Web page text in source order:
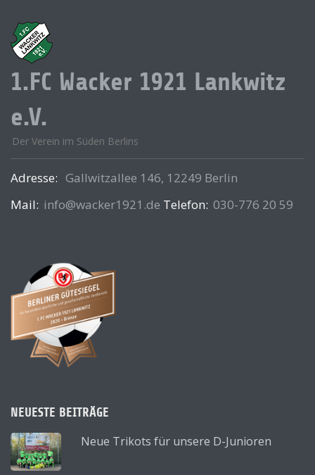
1.FC Wacker 1921 Lankwitz
e.V.
Der Verein im Süden Berlins
Adresse: Gallwitzallee 146, 12249 Berlin
Mail: info@wacker1921.de Telefon: 030-776 20 59
NEUESTE BEITRÄGE
Neue Trikots für unsere D-Junioren